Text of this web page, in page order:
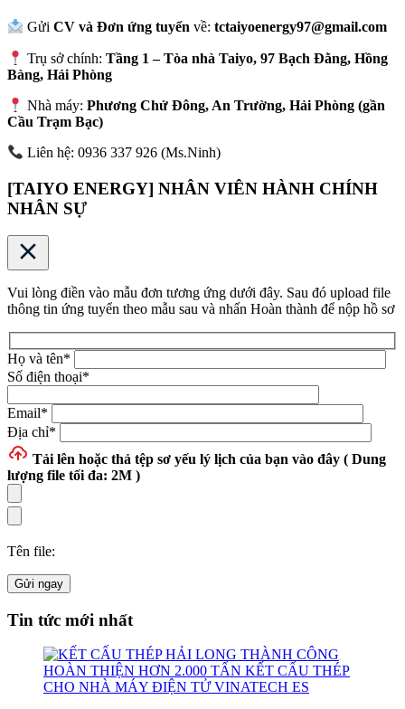
GửiCV và Đơn ứng tuyển về:tctaiyoenergy97@gmail.com
Trụ sở chính:Tầng 1 – Tòa nhà Taiyo, 97 Bạch Đằng, Hồng
Bàng, Hải Phòng
Nhà máy:Phương Chử Đông, An Trường, Hải Phòng (gần
Cầu Trạm Bạc)
Liên hệ: 0936 337 926 (Ms.Ninh)
[TAIYO ENERGY] NHÂN VIÊN HÀNH CHÍNH
NHÂN SỰ
Vui lòng điền vào mẫu đơn tương ứng dưới đây. Sau đó upload file
thông tin ứng tuyển theo mẫu sau và nhấn Hoàn thành để nộp hồ sơ
Họ và tên*
Số điện thoại*
Email*
Địa chỉ*
Tải lên hoặc thả tệp sơ yếu lý lịch của bạn vào đây ( Dung
lượng file tối đa: 2M )
Tên file:
Gửi ngay
Tin tức mới nhất